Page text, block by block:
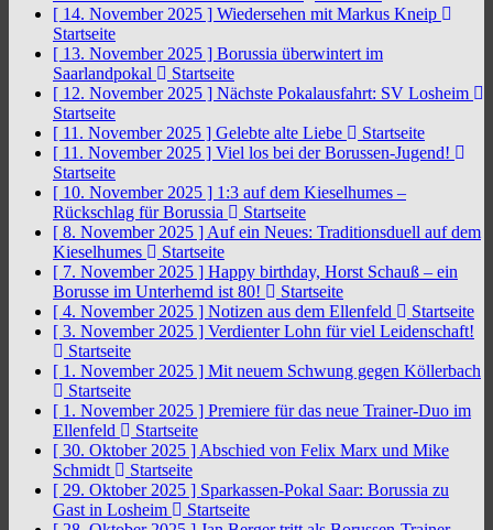
[ 14. November 2025 ] Wiedersehen mit Markus Kneip
Startseite
[ 13. November 2025 ] Borussia überwintert im
Saarlandpokal
Startseite
[ 12. November 2025 ] Nächste Pokalausfahrt: SV Losheim
Startseite
[ 11. November 2025 ] Gelebte alte Liebe
Startseite
[ 11. November 2025 ] Viel los bei der Borussen-Jugend!
Startseite
[ 10. November 2025 ] 1:3 auf dem Kieselhumes –
Rückschlag für Borussia
Startseite
[ 8. November 2025 ] Auf ein Neues: Traditionsduell auf dem
Kieselhumes
Startseite
[ 7. November 2025 ] Happy birthday, Horst Schauß – ein
Borusse im Unterhemd ist 80!
Startseite
[ 4. November 2025 ] Notizen aus dem Ellenfeld
Startseite
[ 3. November 2025 ] Verdienter Lohn für viel Leidenschaft!
Startseite
[ 1. November 2025 ] Mit neuem Schwung gegen Köllerbach
Startseite
[ 1. November 2025 ] Premiere für das neue Trainer-Duo im
Ellenfeld
Startseite
[ 30. Oktober 2025 ] Abschied von Felix Marx und Mike
Schmidt
Startseite
[ 29. Oktober 2025 ] Sparkassen-Pokal Saar: Borussia zu
Gast in Losheim
Startseite